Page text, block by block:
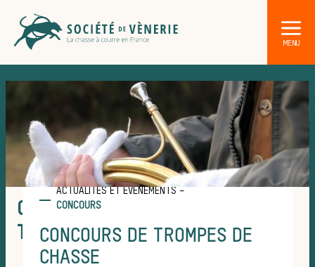
CHAMPIONNAT DE FRANCE DE
TROMPE VÈNERIE
ACTUALITÉS ET ÉVÉNEMENTS –
CONCOURS
CONCOURS DE TROMPES DE
CHASSE